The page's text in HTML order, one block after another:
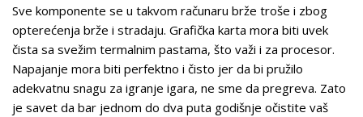
Sve komponente se u takvom računaru brže troše i zbog
opterećenja brže i stradaju. Grafička karta mora biti uvek
čista sa svežim termalnim pastama, što važi i za procesor.
Napajanje mora biti perfektno i čisto jer da bi pružilo
adekvatnu snagu za igranje igara, ne sme da pregreva. Zato
je savet da bar jednom do dva puta godišnje očistite vaš